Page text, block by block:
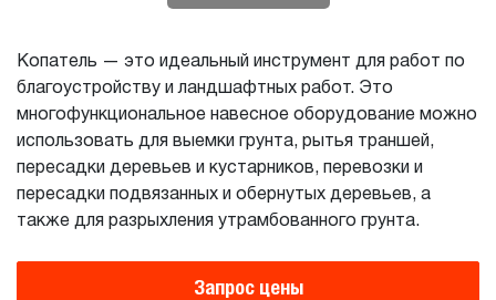
Копатель — это идеальный инструмент для работ по
благоустройству и ландшафтных работ. Это
многофункциональное навесное оборудование можно
использовать для выемки грунта, рытья траншей,
пересадки деревьев и кустарников, перевозки и
пересадки подвязанных и обернутых деревьев, а
также для разрыхления утрамбованного грунта.
Запрос цены